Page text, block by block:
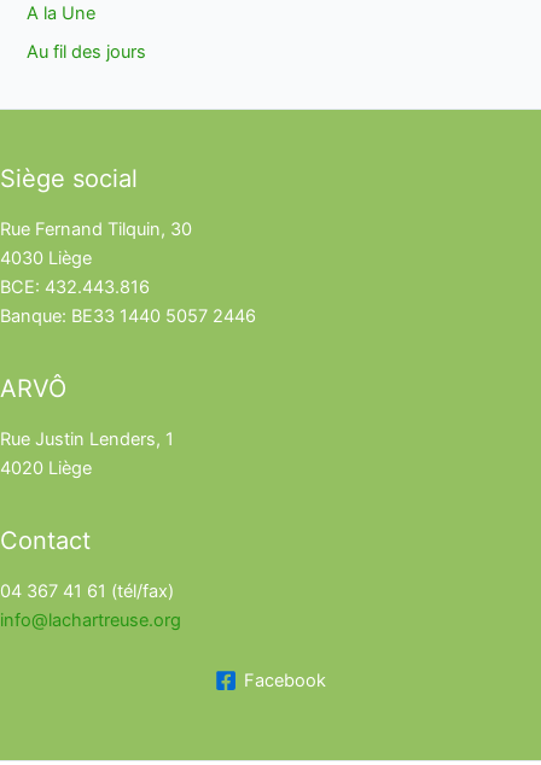
A la Une
Au fil des jours
Siège social
Rue Fernand Tilquin, 30
4030 Liège
BCE: 432.443.816
Banque: BE33 1440 5057 2446
ARVÔ
Rue Justin Lenders, 1
4020 Liège
Contact
04 367 41 61 (tél/fax)
info@lachartreuse.org
Facebook